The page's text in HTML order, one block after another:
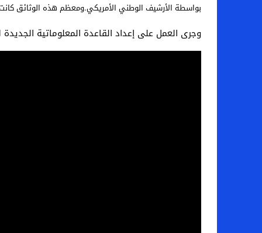
عالم الجريمة – ب الأمن والقضاء – في
عالم الجريمة – قُتل أربعة مهاجرين غير
بواسطة الأرشيف الوطني الأمريكي.ومعظم هذه الوثائق
وجرى العمل على إعداد القاعدة المعلوماتية